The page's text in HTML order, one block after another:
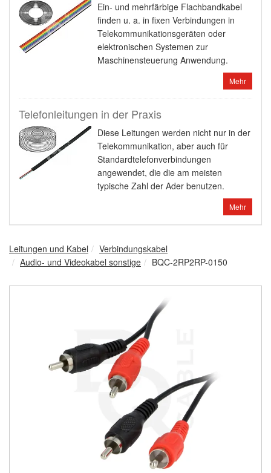
Ein- und mehrfärbige Flachbandkabel
finden u. a. in fixen Verbindungen in
Telekommunikationsgeräten oder
elektronischen Systemen zur
Maschinensteuerung Anwendung.
Mehr
Telefonleitungen in der Praxis
Diese Leitungen werden nicht nur in der
Telekommunikation, aber auch für
Standardtelefonverbindungen
angewendet, die die am meisten
typische Zahl der Ader benutzen.
Mehr
Leitungen und Kabel
Verbindungskabel
Audio- und Videokabel sonstige
BQC-2RP2RP-0150